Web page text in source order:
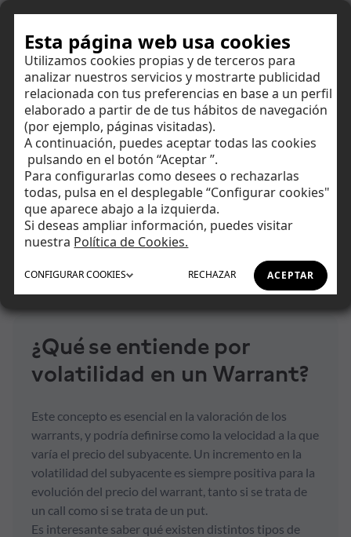
Esta página web usa cookies
Utilizamos cookies propias y de terceros para
analizar nuestros servicios y mostrarte publicidad
relacionada con tus preferencias en base a un perfil
elaborado a partir de de tus hábitos de navegación
(por ejemplo, páginas visitadas).
A continuación, puedes aceptar todas las cookies
pulsando en el botón “Aceptar ”.
Para configurarlas como desees o rechazarlas
todas, pulsa en el desplegable “Configurar cookies"
que aparece abajo a la izquierda.
Si deseas ampliar información, puedes visitar
nuestra Política de Cookies.
ACEPTAR
RECHAZAR
CONFIGURARCOOKIES
Ahorrar
Invertir
Tu día a día
Síguenos
Blog
Conócenos
Centro de ayuda
Encuentra respuestas a todas tus dudas y amplía tus
conocimientos financieros.
Producto Cotizados
¿Qué se entiende por volatilidad en un Warrant?
¿Qué se entiende por
volatilidad en un Warrant?
Este concepto es esencial en la valoración de los
warrants, y podría definirse como la velocidad a la que
varía el precio del subyacente. Un incremento en la
volatilidad del subyacente es siempre positiva para la
evolución del precio del warrant, tanto si se trata de
un call como si se trata de un put.
Es interesante saber qué existen distintos tipos de